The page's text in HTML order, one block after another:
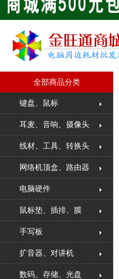
全部商品分类
键盘、鼠标
耳麦、音响、摄像头
线材、工具、转换头
网络机顶盒、路由器
电脑硬件
鼠标垫、插排、膜
手写板
扩音器、对讲机
数码、存储、光盘